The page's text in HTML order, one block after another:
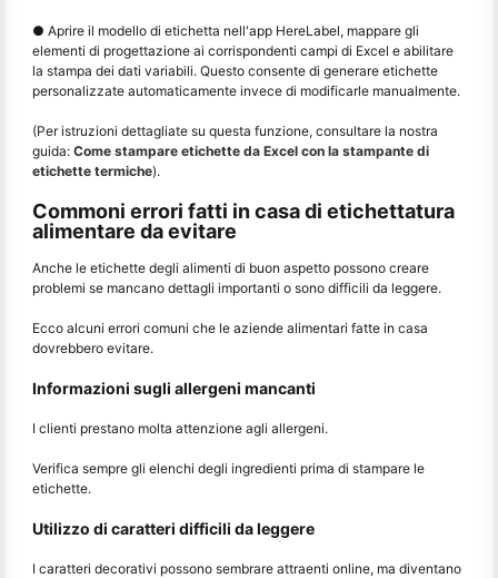
● Aprire il modello di etichetta nell'app HereLabel, mappare gli
elementi di progettazione ai corrispondenti campi di Excel e abilitare
la stampa dei dati variabili. Questo consente di generare etichette
personalizzate automaticamente invece di modificarle manualmente.
(Per istruzioni dettagliate su questa funzione, consultare la nostra
guida: Come stampare etichette da Excel con la stampante di
etichette termiche).
Commoni errori fatti in casa di etichettatura
alimentare da evitare
Anche le etichette degli alimenti di buon aspetto possono creare
problemi se mancano dettagli importanti o sono difficili da leggere.
Ecco alcuni errori comuni che le aziende alimentari fatte in casa
dovrebbero evitare.
Informazioni sugli allergeni mancanti
I clienti prestano molta attenzione agli allergeni.
Verifica sempre gli elenchi degli ingredienti prima di stampare le
etichette.
Utilizzo di caratteri difficili da leggere
I caratteri decorativi possono sembrare attraenti online, ma diventano